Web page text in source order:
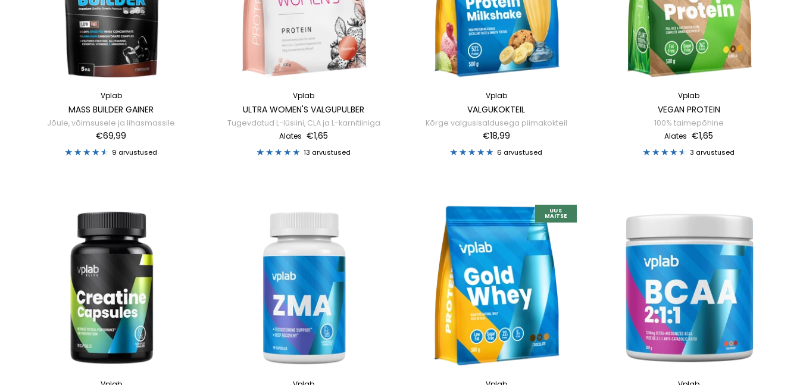
Vplab
MASS BUILDER GAINER
Jõule, võimsusele ja lihasmassile
€69,99
9 arvustused
Vplab
ULTRA WOMEN'S VALGUPULBER
Tugevdatud L-lüsiini, CLA ja L-karnitiiniga
Alates €1,65
13 arvustused
Vplab
VALGUKOKTEIL
Kõrge valgusisaldusega piimakokteil
€18,99
6 arvustused
Vplab
VEGAN PROTEIN
100% taimepõhine
Alates €1,65
3 arvustused
UUS
MAITSE